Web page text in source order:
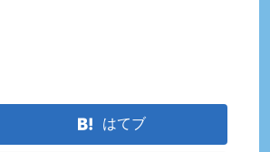
はてブ